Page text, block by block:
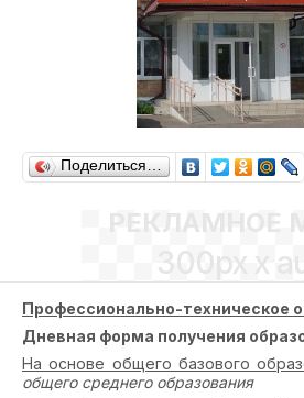
Поделиться…
РЕКЛАМНОЕ
300px x
Профессионально-техническое
Дневная форма получения
На основе общего базового
общего среднего образования